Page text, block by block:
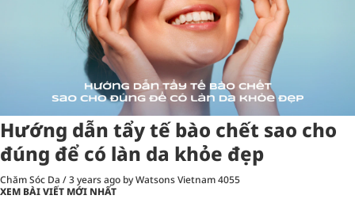
Hướng dẫn tẩy tế bào chết sao cho
đúng để có làn da khỏe đẹp
Chăm Sóc Da /3 years ago by Watsons Vietnam4055
XEM BÀI VIẾT MỚI NHẤT